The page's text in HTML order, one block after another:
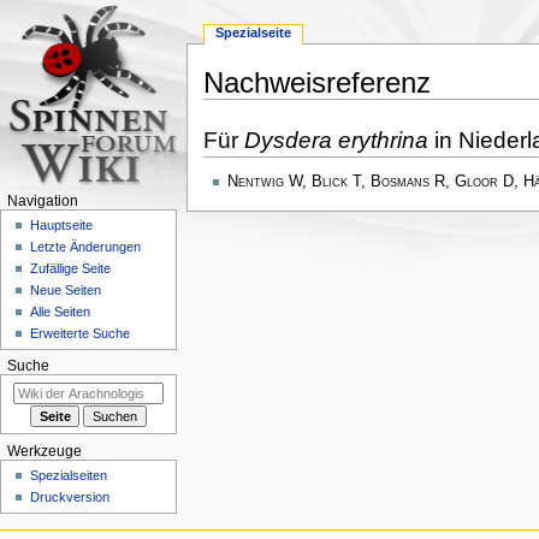
Nachweisreferenz
Navigation
springen
Suche
springen
Für Dysdera erythrina in
Nentwig W, Blick T, Bosmans R, Gloor D,
Spezialseite
Navigation
Hauptseite
Letzte Änderungen
Zufällige Seite
Neue Seiten
Alle Seiten
Erweiterte Suche
Suche
Werkzeuge
Spezialseiten
Druckversion